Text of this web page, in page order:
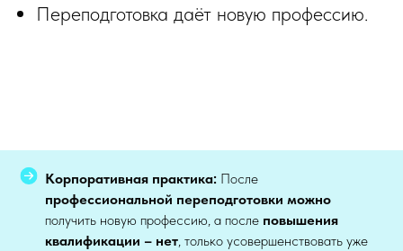
Переподготовка даёт новую профессию.
Корпоративная практика: После
профессиональной переподготовки можно
получить новую профессию, а после повышения
квалификации – нет , только усовершенствовать уже